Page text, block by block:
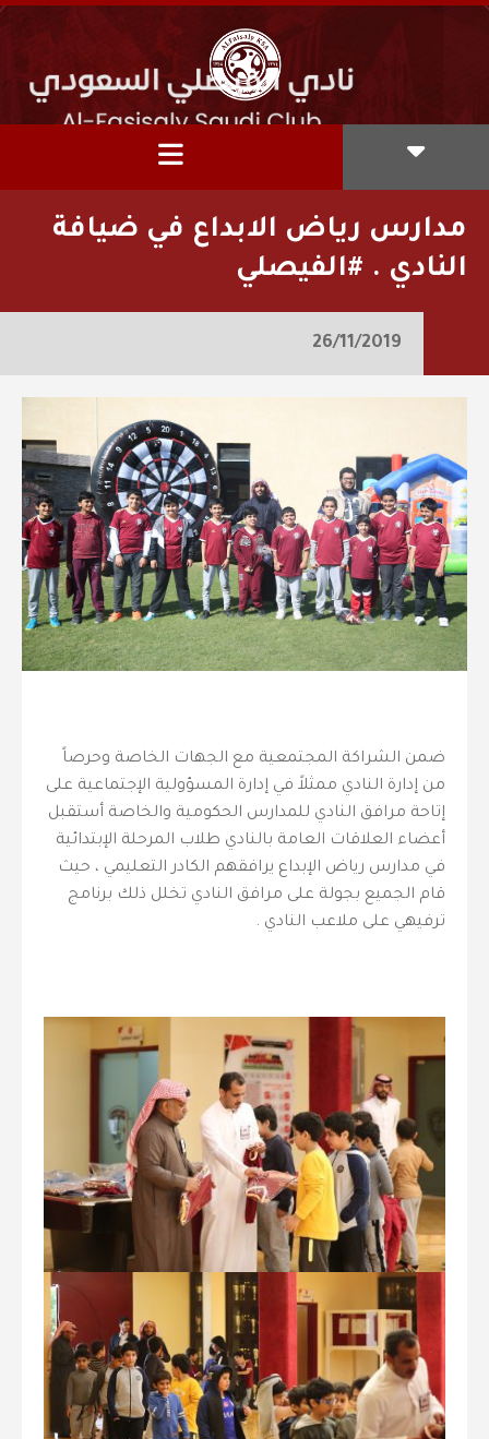
مدارس رياض الابداع في ضيافة
النادي . #الفيصلي
26/11/2019
ضمن الشراكة المجتمعية مع الجهات الخاصة وحرصاً
من إدارة النادي ممثلاً في إدارة المسؤولية الإجتماعية على
إتاحة مرافق النادي للمدارس الحكومية والخاصة أستقبل
أعضاء العلاقات العامة بالنادي طلاب المرحلة الإبتدائية
في مدارس رياض الإبداع يرافقهم الكادر التعليمي ، حيث
قام الجميع بجولة على مرافق النادي تخلل ذلك برنامج
ترفيهي على ملاعب النادي .